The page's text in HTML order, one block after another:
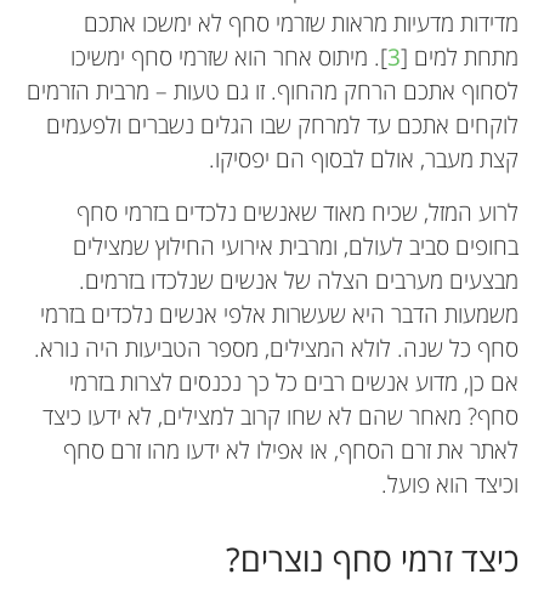
מדידות מדעיות מראות שזרמי סחף לא ימשכו אתכם
מתחת למים [3]. מיתוס אחר הוא שזרמי סחף ימשיכו
לסחוף אתכם הרחק מהחוף. זו גם טעות – מרבית הזרמים
לוקחים אתכם עד למרחק שבו הגלים נשברים ולפעמים
קצת מעבר, אולם לבסוף הם יפסיקו.
לרוע המזל, שכיח מאוד שאנשים נלכדים בזרמי סחף
בחופים סביב לעולם, ומרבית אירועי החילוץ שמצילים
מבצעים מערבים הצלה של אנשים שנלכדו בזרמים.
משמעות הדבר היא שעשרות אלפי אנשים נלכדים בזרמי
סחף כל שנה. לולא המצילים, מספר הטביעות היה נורא.
אם כן, מדוע אנשים רבים כל כך נכנסים לצרות בזרמי
סחף? מאחר שהם לא שחו קרוב למצילים, לא ידעו כיצד
לאתר את זרם הסחף, או אפילו לא ידעו מהו זרם סחף
וכיצד הוא פועל.
כיצד זרמי סחף נוצרים?